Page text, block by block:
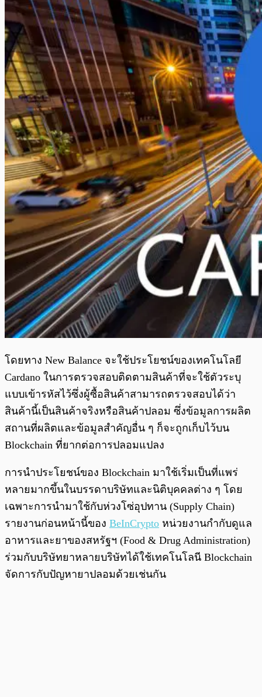
โดยทาง New Balance จะใช้ประโยชน์ของเทคโนโลยี
Cardano ในการตรวจสอบติดตามสินค้าที่จะใช้ตัวระบุ
แบบเข้ารหัสไว้ซึ่งผู้ซื้อสินค้าสามารถตรวจสอบได้ว่า
สินค้านี้เป็นสินค้าจริงหรือสินค้าปลอม ซึ่งข้อมูลการผลิต
สถานที่ผลิตและข้อมูลสำคัญอื่น ๆ ก็จะถูกเก็บไว้บน
Blockchain ที่ยากต่อการปลอมแปลง
การนำประโยชน์ของ Blockchain มาใช้เริ่มเป็นที่แพร่
หลายมากขึ้นในบรรดาบริษัทและนิติบุคคลต่าง ๆ โดย
เฉพาะการนำมาใช้กับห่วงโซ่อุปทาน (Supply Chain)
รายงานก่อนหน้านี้ของ BeInCrypto หน่วยงานกำกับดูแล
อาหารและยาของสหรัฐฯ (Food & Drug Administration)
ร่วมกับบริษัทยาหลายบริษัทได้ใช้เทคโนโลนี Blockchain
จัดการกับปัญหายาปลอมด้วยเช่นกัน